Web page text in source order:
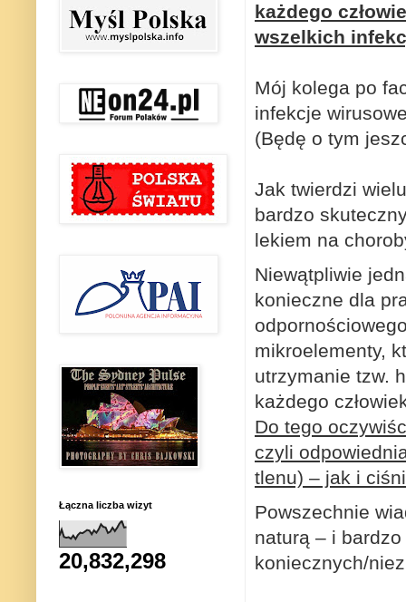
każdego
wszelkich
Mój kolega po
infekcje
(Będę o tym
Jak twierdzi
bardzo
lekiem na
Niewątpliwie
konieczne dla
mikroelementy,
utrzymanie tzw.
każdego
Do tego
czyli
tlenu) – jak i
Powszechnie
naturą – i
koniecznych/
Łączna liczba wizyt
20,832,298